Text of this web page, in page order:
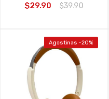
$29.90 $39.90
Agostinas -20%